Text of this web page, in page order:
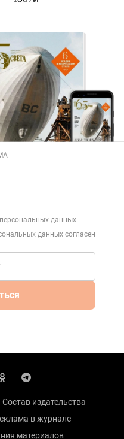
данных
данных согласен
Состав издательства
в журнале
материалов